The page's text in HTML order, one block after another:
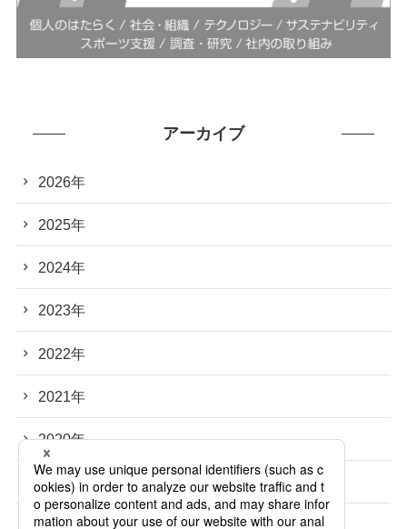
アーカイブ
2026年
2025年
2024年
2023年
2022年
2021年
2020年
2019年
2018年